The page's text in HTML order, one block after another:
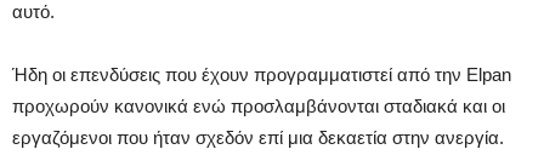
αυτό.
Ήδη οι επενδύσεις που έχουν προγραμματιστεί από την Elpan
προχωρούν κανονικά ενώ προσλαμβάνονται σταδιακά και οι
εργαζόμενοι που ήταν σχεδόν επί μια δεκαετία στην ανεργία.